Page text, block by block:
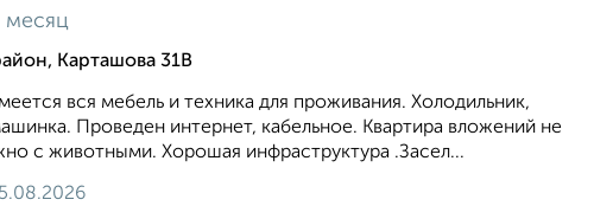
месяц
Карташова 31В
вся мебель и техника для проживания. Холодильник,
Проведен интернет, кабельное. Квартира вложений не
с животными. Хорошая инфраструктура .Засел...